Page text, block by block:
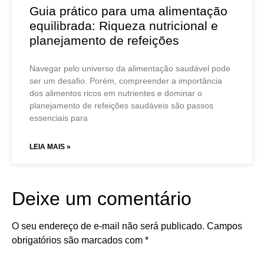
Guia prático para uma alimentação
equilibrada: Riqueza nutricional e
planejamento de refeições
Navegar pelo universo da alimentação saudável pode
ser um desafio. Porém, compreender a importância
dos alimentos ricos em nutrientes e dominar o
planejamento de refeições saudáveis são passos
essenciais para
LEIA MAIS »
Deixe um comentário
O seu endereço de e-mail não será publicado. Campos
obrigatórios são marcados com *